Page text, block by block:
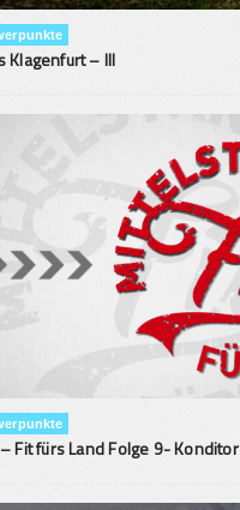
Klagenfurt – III
Fit fürs Land Folge 9- Konditor